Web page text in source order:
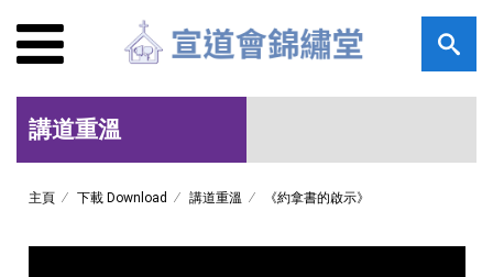
講道重溫
主頁 下載 Download 講道重溫 《約拿書的啟示》